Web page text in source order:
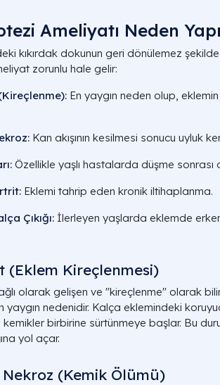
Ameliyatı Neden
kıkırdak dokunun geri dönülemez
zorunlu hale gelir:
: En yaygın neden olup, eklemin
: Kan akışının kesilmesi sonucu uyluk
: Özellikle yaşlı hastalarda düşme sonrası
: Eklemi tahrip eden kronik iltihaplanma.
Çıkığı: İlerleyen yaşlarda eklemde
(Eklem Kireçlenmesi)
olarak gelişen ve "kireçlenme" olarak
yaygın nedenidir. Kalça eklemindeki
kemikler birbirine sürtünmeye başlar. Bu
yol açar.
(Kemik Ölümü)